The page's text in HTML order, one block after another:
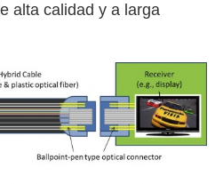
alta calidad y a larga